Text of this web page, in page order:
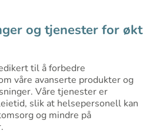
og tjenester for økt
til å forbedre
våre avanserte produkter og
Våre tjenester er
slik at helsepersonell kan
og mindre på